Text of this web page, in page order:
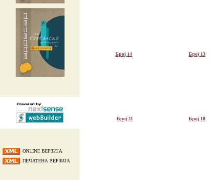
ONLINE ВЕРЗИЈА
ПЕЧАТЕНА ВЕРЗИЈА
Број 14 Број 13
Број 11 Број 10